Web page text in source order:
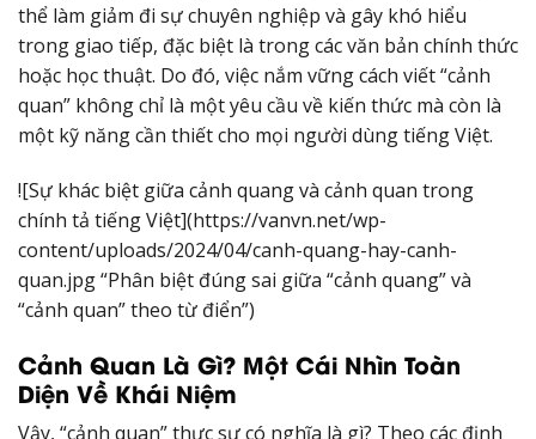
thể làm giảm đi sự chuyên nghiệp và gây khó hiểu
trong giao tiếp, đặc biệt là trong các văn bản chính thức
hoặc học thuật. Do đó, việc nắm vững cách viết “cảnh
quan” không chỉ là một yêu cầu về kiến thức mà còn là
một kỹ năng cần thiết cho mọi người dùng tiếng Việt.
![Sự khác biệt giữa cảnh quang và cảnh quan trong
chính tả tiếng Việt](https://vanvn.net/wp-
content/uploads/2024/04/canh-quang-hay-canh-
quan.jpg “Phân biệt đúng sai giữa “cảnh quang” và
“cảnh quan” theo từ điển”)
Cảnh Quan Là Gì? Một Cái Nhìn Toàn
Diện Về Khái Niệm
Vậy, “cảnh quan” thực sự có nghĩa là gì? Theo các định